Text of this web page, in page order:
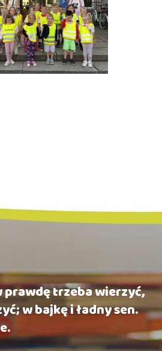
prawdę trzeba wierzyć,
w bajkę i ładny sen.